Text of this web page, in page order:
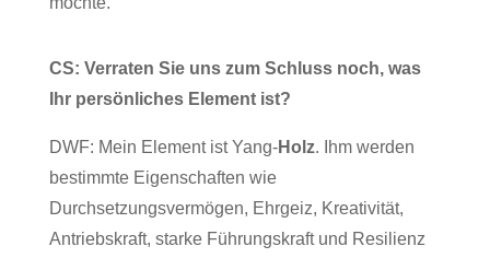
CS: Verraten Sie uns zum Schluss noch, was
Ihr persönliches Element ist?
DWF: Mein Element ist Yang-Holz. Ihm werden
bestimmte Eigenschaften wie
Durchsetzungsvermögen, Ehrgeiz, Kreativität,
Antriebskraft, starke Führungskraft und Resilienz